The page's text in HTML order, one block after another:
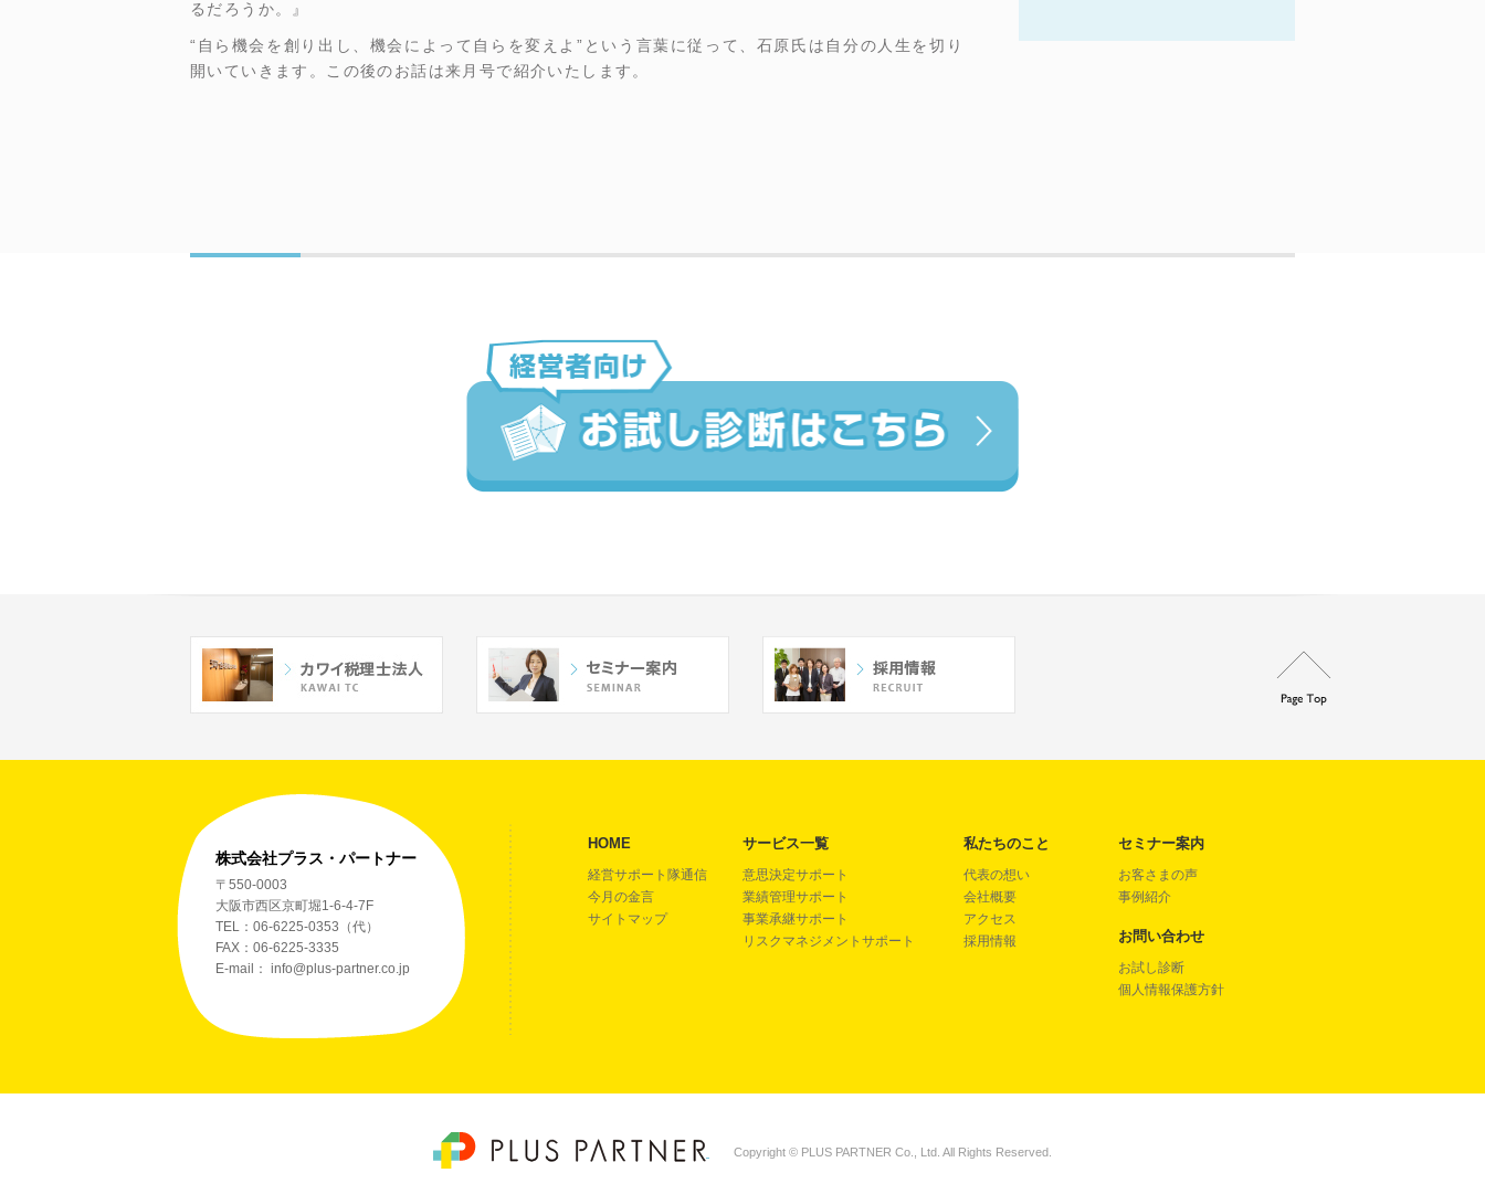
るだろうか。』
“自ら機会を創り出し、機会によって自らを変えよ”という言葉に従って、石原氏は自分の人生を切り
開いていきます。この後のお話は来月号で紹介いたします。
株式会社プラス・パートナー
〒550-0003
大阪市西区京町堀1-6-4-7F
TEL：06-6225-0353（代）
FAX：06-6225-3335
E-mail： info@plus-partner.co.jp
HOME
経営サポート隊通信
今月の金言
サイトマップ
サービス一覧
意思決定サポート
業績管理サポート
事業承継サポート
リスクマネジメントサポート
私たちのこと
代表の想い
会社概要
アクセス
採用情報
セミナー案内
お客さまの声
事例紹介
お問い合わせ
お試し診断
個人情報保護方針
Copyright © PLUS PARTNER Co., Ltd. All Rights Reserved.